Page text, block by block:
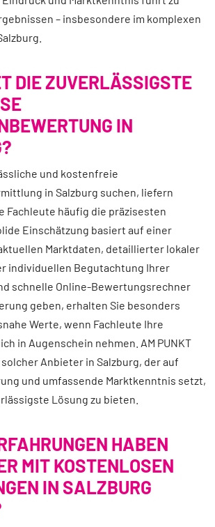
– insbesondere im komplexen
DIE ZUVERLÄSSIGSTE
IN
und kostenfreie
in Salzburg suchen, liefern
Fachleute häufig die präzisesten
Einschätzung basiert auf einer
Marktdaten, detaillierter lokaler
individuellen Begutachtung Ihrer
schnelle Online-Bewertungsrechner
geben, erhalten Sie besonders
Werte, wenn Fachleute Ihre
in Augenschein nehmen. AM PUNKT
Anbieter in Salzburg, der auf
und umfassende Marktkenntnis setzt,
Lösung zu bieten.
HABEN
MIT KOSTENLOSEN
IN SALZBURG